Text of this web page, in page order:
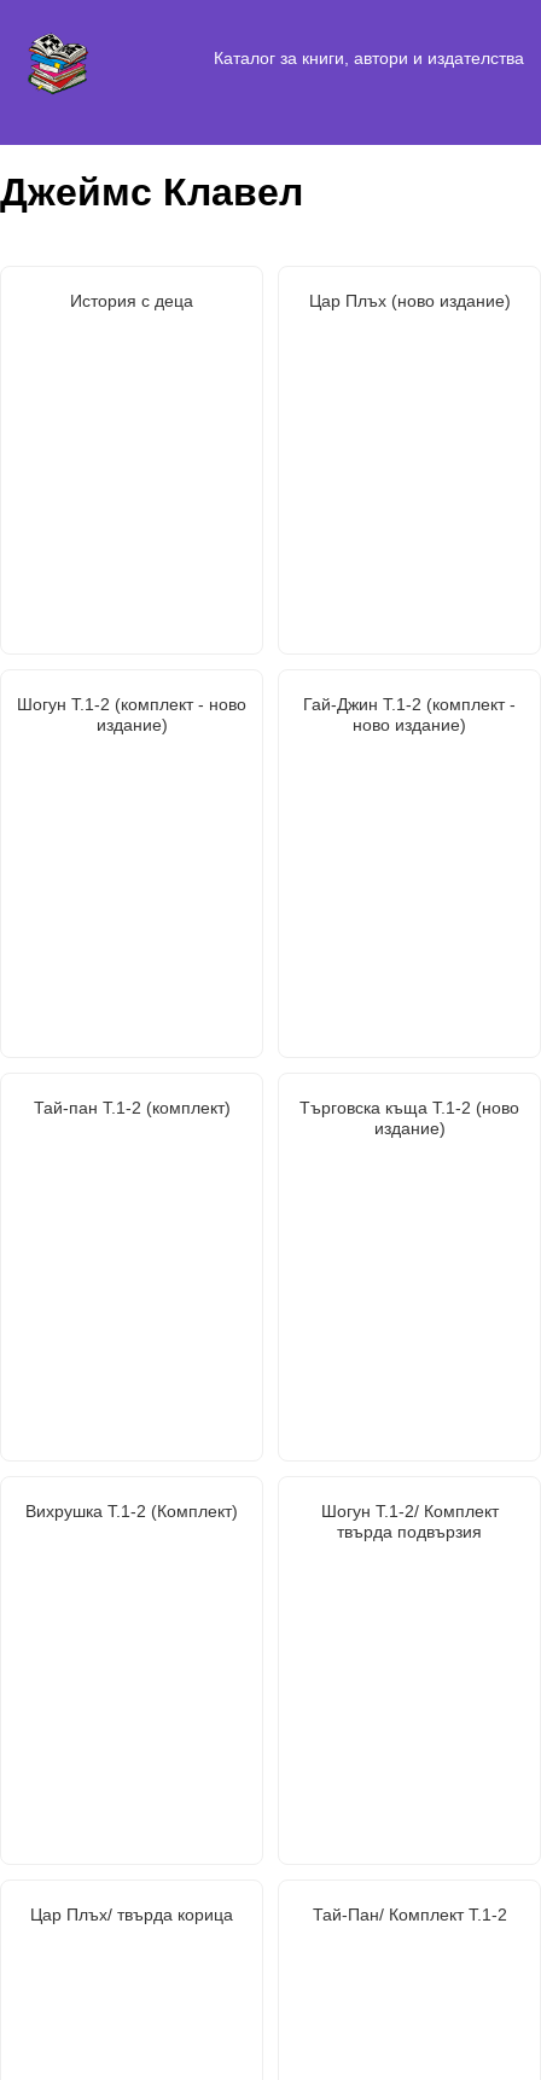
Каталог за книги, автори и издателства
Джеймс Клавел
История с деца Цар Плъх (ново издание)
Шогун Т.1-2 (комплект - ново
издание)
Гай-Джин Т.1-2 (комплект -
ново издание)
Тай-пан Т.1-2 (комплект)
Търговска къща Т.1-2 (ново
издание)
Вихрушка Т.1-2 (Комплект)
Шогун Т.1-2/ Комплект
твърда подвързия
Цар Плъх/ твърда корица Тай-Пан/ Комплект Т.1-2